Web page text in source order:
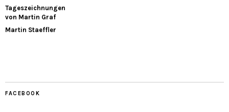
Tageszeichnungen
von Martin Graf
Martin Staeffler
FACEBOOK